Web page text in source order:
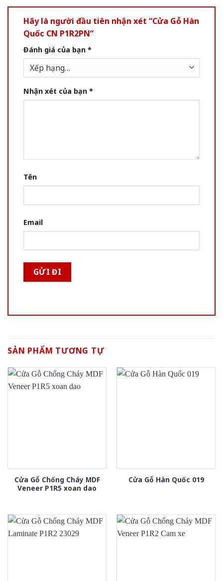
Hãy là người đầu tiên nhận xét “Cửa Gỗ Hàn
Quốc CN P1R2PN”
Đánh giá của bạn *
Nhận xét của bạn *
Tên
Email
SẢN PHẨM TƯƠNG TỰ
Cửa Gỗ Chống Cháy MDF
Veneer P1R5 xoan dao
Cửa Gỗ Hàn Quốc 019